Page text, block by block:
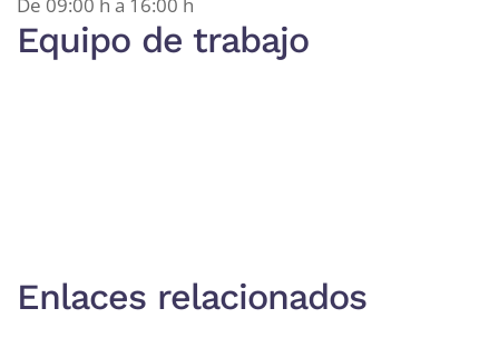
Equipo de trabajo
Enlaces relacionados